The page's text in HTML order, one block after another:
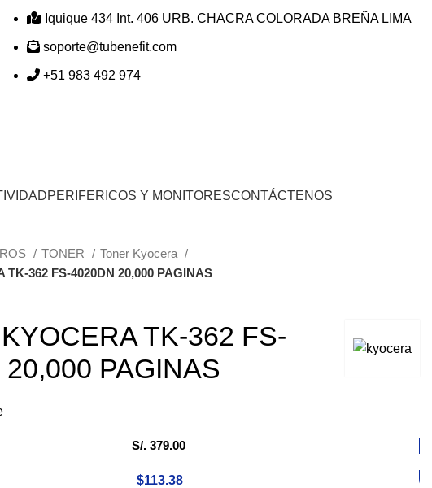
Iquique 434 Int. 406 URB. CHACRA COLORADA BREÑA LIMA
soporte@tubenefit.com
+51 983 492 974
PERIFERICOS Y MONITORESCONTÁCTENOS
TONER
Toner Kyocera
TK-362 FS-4020DN 20,000 PAGINAS
TK-362 FS-
PAGINAS
S/. 379.00
$113.38